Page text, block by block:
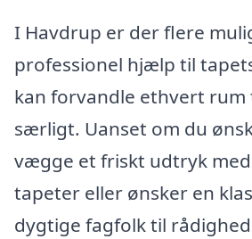
I Havdrup er der flere
professionel hjælp til
kan forvandle ethvert rum
særligt. Uanset om du
vægge et friskt udtryk
tapeter eller ønsker en
dygtige fagfolk til